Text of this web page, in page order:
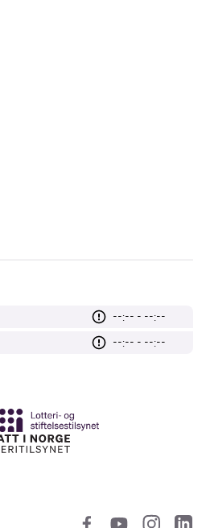
--:-- - --:--
--:-- - --:--